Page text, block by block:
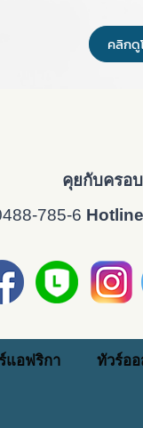
คลิกดู
คุยกับครอ
785-6 Hotline
แอฟริกา ทัวร์อ